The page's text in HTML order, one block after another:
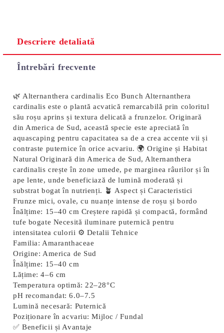
Descriere detaliată
Întrebări frecvente
🌿 Alternanthera cardinalis Eco Bunch Alternanthera
cardinalis este o plantă acvatică remarcabilă prin coloritul
său roșu aprins și textura delicată a frunzelor. Originară
din America de Sud, această specie este apreciată în
aquascaping pentru capacitatea sa de a crea accente vii și
contraste puternice în orice acvariu. 🌍 Origine și Habitat
Natural Originară din America de Sud, Alternanthera
cardinalis crește în zone umede, pe marginea râurilor și în
ape lente, unde beneficiază de lumină moderată și
substrat bogat în nutrienți. 🪴 Aspect și Caracteristici
Frunze mici, ovale, cu nuanțe intense de roșu și bordo
Înălțime: 15–40 cm Creștere rapidă și compactă, formând
tufe bogate Necesită iluminare puternică pentru
intensitatea culorii ⚙️ Detalii Tehnice
Familia: Amaranthaceae
Origine: America de Sud
Înălțime: 15–40 cm
Lățime: 4–6 cm
Temperatura optimă: 22–28°C
pH recomandat: 6.0–7.5
Lumină necesară: Puternică
Poziționare în acvariu: Mijloc / Fundal
✅ Beneficii și Avantaje